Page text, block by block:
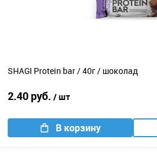
SHAGI Protein bar / 40г / шоколад
2.40 руб. / шт
В корзину